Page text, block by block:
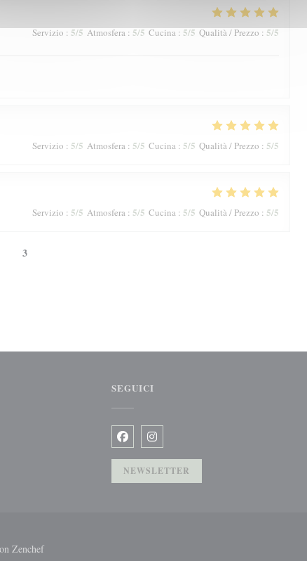
Servizio:5/5 Atmosfera:5/5 Cucina:5/5 Qualità / Prezzo:5/5
Servizio : 5/5 Atmosfera : 5/5 Cucina : 5/5 Qualità / Prezzo : 5/5
Servizio : 5/5 Atmosfera : 5/5 Cucina : 5/5 Qualità / Prezzo : 5/5
3
SEGUICI
Facebook ((apre una nuova finestra))
Instagram ((apre una nuova finestra))
NEWSLETTER
Zenchef((apre una nuova finestra))